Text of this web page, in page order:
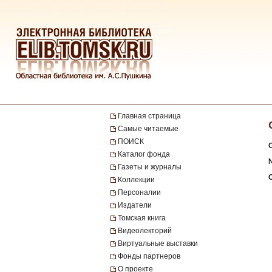
Главная страница
Самые читаемые
ПОИСК
Каталог фонда
Газеты и журналы
Коллекции
Персоналии
Издатели
Томская книга
Видеолекторий
Виртуальные выставки
Фонды партнеров
О проекте